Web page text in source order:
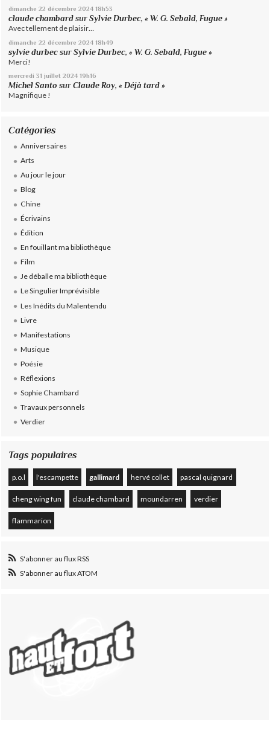
dimanche 22 décembre 2024 18h53
claude chambard surSylvie Durbec, « W. G. Sebald, Fugue »
Avec tellement de plaisir…
dimanche 22 décembre 2024 18h49
sylvie durbec surSylvie Durbec, « W. G. Sebald, Fugue »
Merci!
mercredi 31 juillet 2024 19h16
Michel Santo surClaude Roy, « Déjà tard »
Magnifique !
Catégories
Anniversaires
Arts
Au jour le jour
Blog
Chine
Écrivains
Édition
En fouillant ma bibliothèque
Film
Je déballe ma bibliothèque
Le Singulier Imprévisible
Les Inédits du Malentendu
Livre
Manifestations
Musique
Poésie
Réflexions
Sophie Chambard
Travaux personnels
Verdier
Tags populaires
p.o.l l'escampette gallimard hervé collet pascal quignard
cheng wing fun claude chambard moundarren verdier
flammarion
S'abonner au flux RSS
S'abonner au flux ATOM